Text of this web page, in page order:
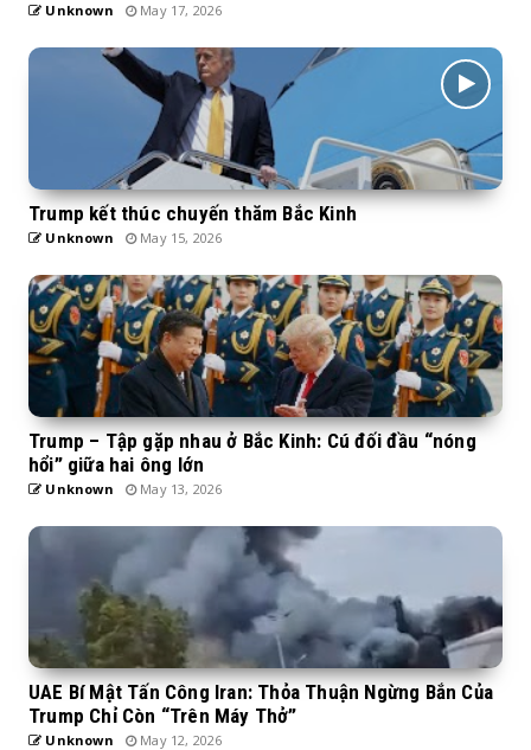
Unknown May 17, 2026
Trump kết thúc chuyến thăm Bắc Kinh
Unknown May 15, 2026
Trump – Tập gặp nhau ở Bắc Kinh: Cú đối đầu “nóng
hổi” giữa hai ông lớn
Unknown May 13, 2026
UAE Bí Mật Tấn Công Iran: Thỏa Thuận Ngừng Bắn Của
Trump Chỉ Còn “Trên Máy Thở”
Unknown May 12, 2026